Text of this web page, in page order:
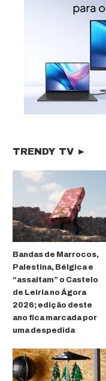
TRENDY TV ►
Bandas de Marrocos,
Palestina, Bélgica e
“assaltam” o Castelo
de Leiria no Ágora
2026; edição deste
ano fica marcada por
uma despedida